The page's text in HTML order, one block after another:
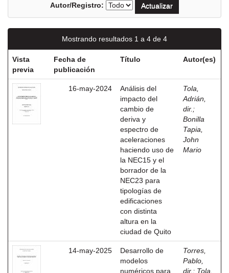
Autor/Registro:
Mostrando resultados 1 a 4 de 4
Vista
previa
Fecha de
publicación
Título Autor(es)
16-may-2024
Análisis del
impacto del
cambio de
deriva y
espectro de
aceleraciones
haciendo uso de
la NEC15 y el
borrador de la
NEC23 para
tipologías de
edificaciones
con distinta
altura en la
ciudad de Quito
Tola,
Adrián,
dir. ;
Bonilla
Tapia,
John
Mario
14-may-2025
Desarrollo de
modelos
numéricos para
Torres,
Pablo,
dir. ; Tola,